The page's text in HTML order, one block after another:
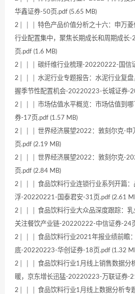
华鑫证券-50页.pdf (5.65 MB)
2│ │ │ 特色产品价值分析之十六：申万菱
行业配置集中，聚焦长期成长和周期成长
页.pdf (1.6 MB)
2│ │ │ 碳纤维行业梳理-20220222-国信
2│ │ │ 水泥行业专题报告：水泥行业复盘
握季节性配置机会-20220223-长城证券-
2│ │ │ 市场估值水平概览：市场估值到
券-17页.pdf (1.57 MB)
2│ │ │ 世界经济展望2022：敦刻尔克-
页.pdf (2.19 MB)
2│ │ │ 世界经济展望2022：敦刻尔克-
页.pdf (2.84 MB)
2│ │ │ 食品饮料行业连锁行业系列开篇：
浮-20220221-国泰君安-31页.pdf (2.61
2│ │ │ 食品饮料行业大众品深度跟踪：乳
关注餐饮产业链-20220222-中信证券-24
2│ │ │ 食品饮料行业2021年报业绩前瞻
底-20220223-华创证券-18页.pdf (1.32
2│ │ │ 食品饮料行业1月线上销售数据分
暖，京东增长迅猛-20220223-万联证券-
2│ │ │ 食品饮料行业1月线上数据分析专